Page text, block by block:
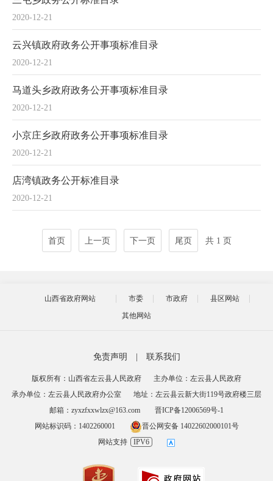
2020-12-21
2020-12-21
云兴镇政府政务公开事项标准目录
2020-12-21
马道头乡政府政务公开事项标准目录
2020-12-21
小京庄乡政府政务公开事项标准目录
2020-12-21
店湾镇政务公开标准目录
首页 上一页 下一页 尾页 共 1 页
山西省政府网站 市委 市政府
县区网站
其他网站
免责声明 联系我们
版权所有：山西省左云县人民政府
主办单位：左云县人民政府
承办单位：左云县人民政府办公室
地址：左云县云新大街119号政府楼三层
邮箱：zyxzfxxwlzx@163.com
晋ICP备12006569号-1
网站标识码：1402260001
晋公网安备 14022602000101号
网站支持
IPV6